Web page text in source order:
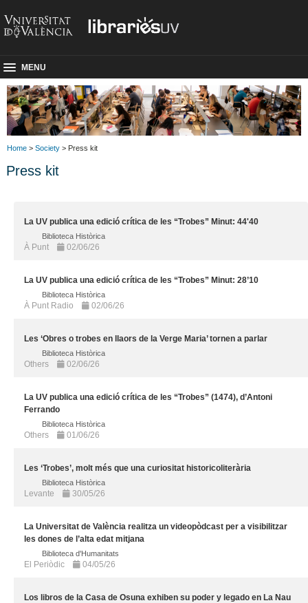
MENU
Home > Society > Press kit
Press kit
La UV publica una edició crítica de les “Trobes” Minut: 44'40
Biblioteca Històrica
À Punt 02/06/26
La UV publica una edició crítica de les “Trobes” Minut: 28’10
Biblioteca Històrica
À Punt Radio 02/06/26
Les ‘Obres o trobes en llaors de la Verge Maria’ tornen a parlar
Biblioteca Històrica
Others 02/06/26
La UV publica una edició crítica de les “Trobes” (1474), d’Antoni
Ferrando
Biblioteca Històrica
Others 01/06/26
Les ‘Trobes’, molt més que una curiositat historicoliterària
Biblioteca Històrica
Levante 30/05/26
La Universitat de València realitza un videopòdcast per a visibilitzar
les dones de l’alta edat mitjana
Biblioteca d'Humanitats
El Periòdic 04/05/26
Los libros de la Casa de Osuna exhiben su poder y legado en La Nau